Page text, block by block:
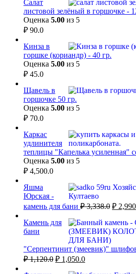
Салат
листовой зелёный в горшочке -
Оценка 5.00 из 5
₽ 90.0
Кинза в
горшке (кориандр) - 40 гр.
Оценка 5.00 из 5
₽ 45.0
Щавель в
горшочке 50 гр.
Оценка 5.00 из 5
₽ 70.0
Каркас
удлинителя
теплицы "Капелька усиленная"
Оценка 5.00 из 5
₽ 4,500.0
Яшма
Юрская -
камень для бани ₽3,338.0
₽
₽
Камень для
бани
"Серпентинит (змеевик)"
₽1,120.0 Первоначальная
₽ 1,050.0Текущая